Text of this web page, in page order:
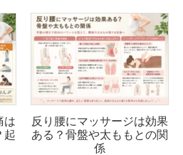
は
起
反り腰にマッサージは効果
ある？骨盤や太ももとの関
係